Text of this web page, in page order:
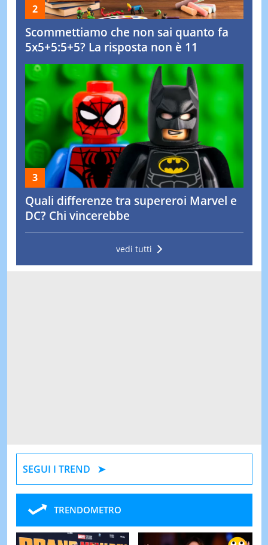
Scommettiamo che non sai quanto fa
5x5+5:5+5? La risposta non è 11
Quali differenze tra supereroi Marvel e
DC? Chi vincerebbe
vedi tutti
SEGUI I TREND
TRENDOMETRO